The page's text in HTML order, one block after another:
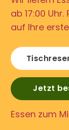
ab 17:00
auf Ihre
Jetzt
Essen zum